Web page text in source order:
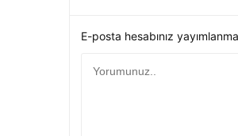
E-posta hesabınız